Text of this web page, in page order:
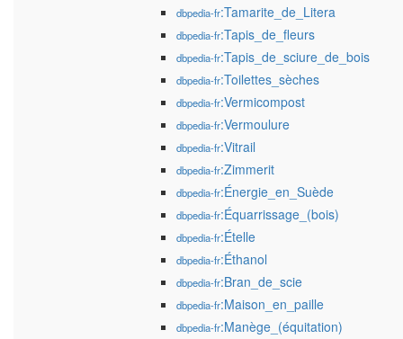
dbpedia-fr:Tamarite_de_Litera
dbpedia-fr:Tapis_de_fleurs
dbpedia-fr:Tapis_de_sciure_de_bois
dbpedia-fr:Toilettes_sèches
dbpedia-fr:Vermicompost
dbpedia-fr:Vermoulure
dbpedia-fr:Vitrail
dbpedia-fr:Zimmerit
dbpedia-fr:Énergie_en_Suède
dbpedia-fr:Équarrissage_(bois)
dbpedia-fr:Ételle
dbpedia-fr:Éthanol
dbpedia-fr:Bran_de_scie
dbpedia-fr:Maison_en_paille
dbpedia-fr:Manège_(équitation)